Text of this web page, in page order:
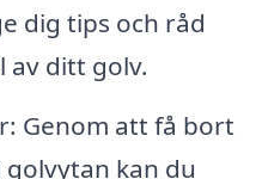
dig tips och råd
ditt golv.
Genom att få bort
kan du